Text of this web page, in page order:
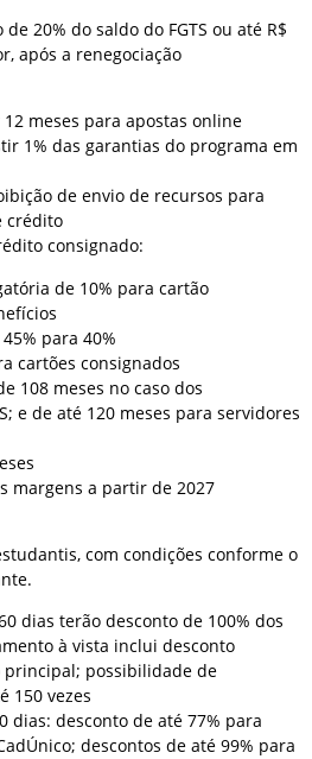
20% do saldo do FGTS ou até R$
após a renegociação
12 meses para apostas online
1% das garantias do programa em
de envio de recursos para
crédito
consignado:
de 10% para cartão
para 40%
cartões consignados
108 meses no caso dos
e de até 120 meses para servidores
margens a partir de 2027
com condições conforme o
dias terão desconto de 100% dos
à vista inclui desconto
principal; possibilidade de
150 vezes
dias: desconto de até 77% para
descontos de até 99% para